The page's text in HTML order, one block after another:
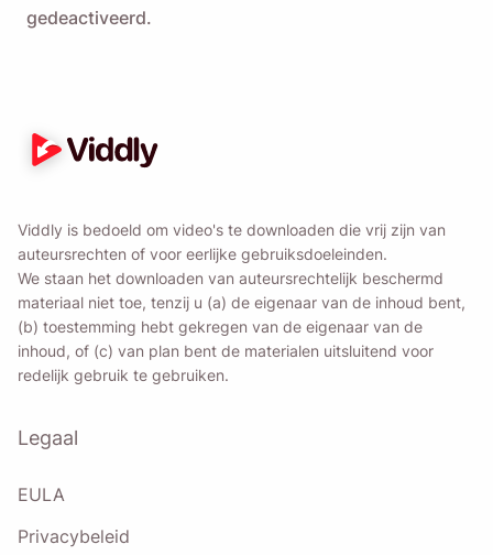
gedeactiveerd.
Viddly is bedoeld om video's te downloaden die vrij zijn van
auteursrechten of voor eerlijke gebruiksdoeleinden.
We staan ​​het downloaden van auteursrechtelijk beschermd
materiaal niet toe, tenzij u (a) de eigenaar van de inhoud bent,
(b) toestemming hebt gekregen van de eigenaar van de
inhoud, of (c) van plan bent de materialen uitsluitend voor
redelijk gebruik te gebruiken.
Legaal
EULA
Privacybeleid